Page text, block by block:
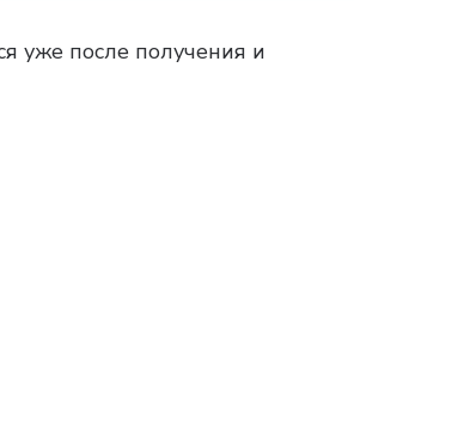
уже после получения и